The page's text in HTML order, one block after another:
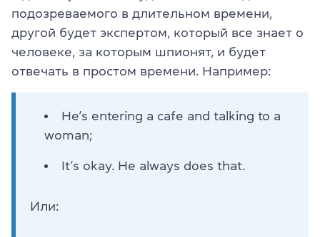
подозреваемого в длительном времени,
другой будет экспертом, который все знает о
человеке, за которым шпионят, и будет
отвечать в простом времени. Например:
He’s entering a cafe and talking to a
woman;
It’s okay. He always does that.
Или: